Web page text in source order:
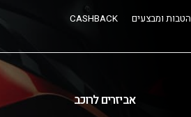
הטבות ומבצעים CASHBACK
אביזרים לרוכב